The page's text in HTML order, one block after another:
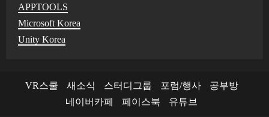
APPTOOLS
Microsoft Korea
Unity Korea
VR스쿨 새소식 스터디그룹 포럼/행사
공부방
네이버카페
페이스북 유튜브